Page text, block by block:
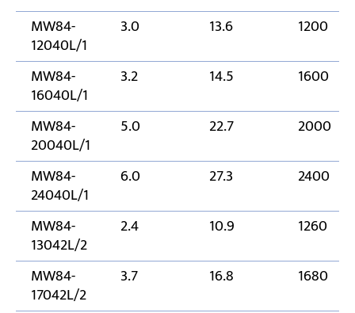
MW84-
12040L/1
3.0 13.6 1200
MW84-
16040L/1
3.2 14.5 1600
MW84-
20040L/1
5.0 22.7 2000
MW84-
24040L/1
6.0 27.3 2400
MW84-
13042L/2
2.4 10.9 1260
MW84-
17042L/2
3.7 16.8 1680